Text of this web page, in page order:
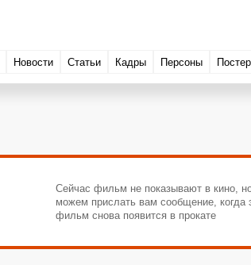
Новости Статьи Кадры Персоны
Сейчас фильм не показывают в кино,
можем прислать вам сообщение, когда
фильм снова появится в прокате